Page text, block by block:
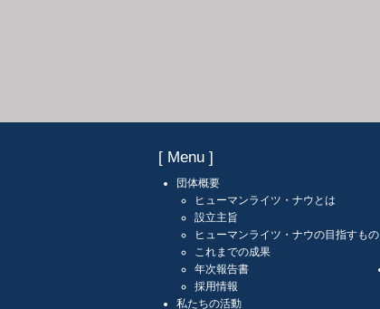
[ Menu ]
団体概要
ヒューマンライツ・ナウとは
設立主旨
ヒューマンライツ・ナウの目指すもの
これまでの成果
年次報告書
採用情報
私たちの活動